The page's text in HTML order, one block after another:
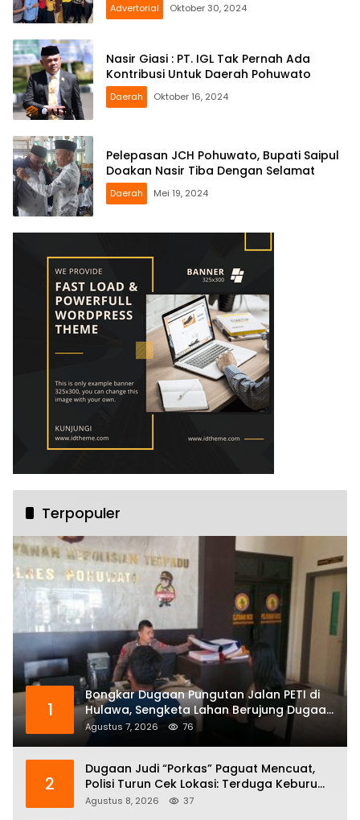
Advertorial Oktober 30, 2024
Nasir Giasi : PT. IGL Tak Pernah Ada
Kontribusi Untuk Daerah Pohuwato
Daerah Oktober 16, 2024
Pelepasan JCH Pohuwato, Bupati Saipul
Doakan Nasir Tiba Dengan Selamat
Daerah Mei 19, 2024
Terpopuler
1
Bongkar Dugaan Pungutan Jalan PETI di
Hulawa, Sengketa Lahan Berujung Dugaan
Pengeroyokan
Agustus 7, 2026 76
2
Dugaan Judi “Porkas” Paguat Mencuat,
Polisi Turun Cek Lokasi: Terduga Keburu
Menghilang
Agustus 8, 2026 37